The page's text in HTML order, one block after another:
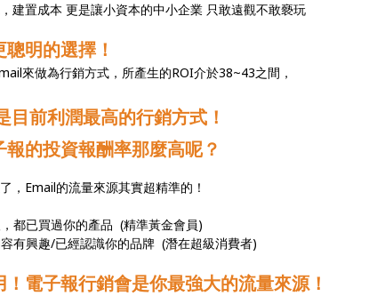
建置成本 更是讓小資本的中小企業 只敢遠觀不敢褻玩
明的選擇！
來做為行銷方式，所產生的ROI介於38~43之間，
目前利潤最高的行銷方式！
的投資報酬率那麼高呢？
，Email的流量來源其實超精準的！
都已買過你的產品 (精準黃金會員)
有興趣/已經認識你的品牌 (潛在超級消費者)
電子報行銷會是你最強大的流量來源！